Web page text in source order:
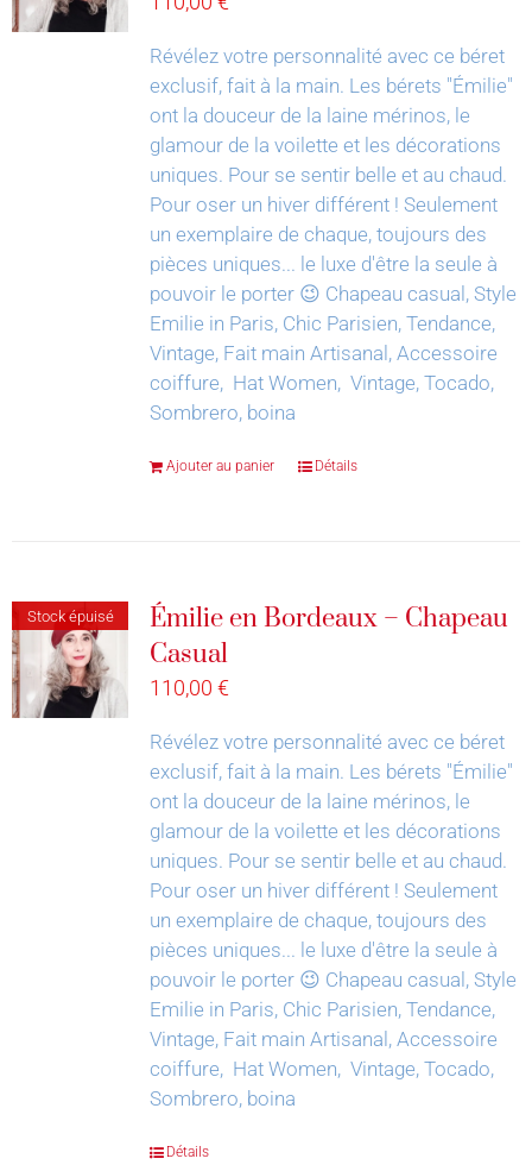
Révélez votre personnalité avec ce béret
exclusif, fait à la main. Les bérets "Émilie"
ont la douceur de la laine mérinos, le
glamour de la voilette et les décorations
uniques. Pour se sentir belle et au chaud.
Pour oser un hiver différent ! Seulement
un exemplaire de chaque, toujours des
pièces uniques... le luxe d'être la seule à
pouvoir le porter 😉 Chapeau casual, Style
Emilie in Paris, Chic Parisien, Tendance,
Vintage, Fait main Artisanal, Accessoire
coiffure, Hat Women, Vintage, Tocado,
Sombrero, boina
Ajouter au panier Détails
Stock épuisé
Émilie en Bordeaux – Chapeau
Casual
110,00 €
Révélez votre personnalité avec ce béret
exclusif, fait à la main. Les bérets "Émilie"
ont la douceur de la laine mérinos, le
glamour de la voilette et les décorations
uniques. Pour se sentir belle et au chaud.
Pour oser un hiver différent ! Seulement
un exemplaire de chaque, toujours des
pièces uniques... le luxe d'être la seule à
pouvoir le porter 😉 Chapeau casual, Style
Emilie in Paris, Chic Parisien, Tendance,
Vintage, Fait main Artisanal, Accessoire
coiffure, Hat Women, Vintage, Tocado,
Sombrero, boina
Détails